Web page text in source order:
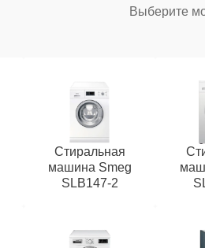
Выберите
Стиральная
машина Smeg
SLB147-2